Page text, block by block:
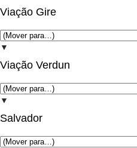
Viação Gire
▼
Viação Verdun
▼
Salvador